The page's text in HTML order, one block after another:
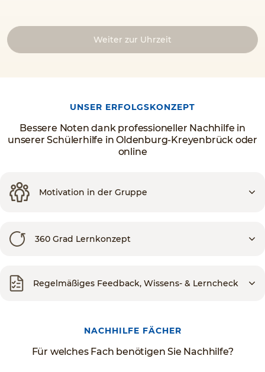
Weiter zur Uhrzeit
UNSER ERFOLGSKONZEPT
Bessere Noten dank professioneller Nachhilfe in
unserer Schülerhilfe in Oldenburg-Kreyenbrück oder
online
Motivation in der Gruppe
360 Grad Lernkonzept
Regelmäßiges Feedback, Wissens- & Lerncheck
NACHHILFE FÄCHER
Für welches Fach benötigen Sie Nachhilfe?